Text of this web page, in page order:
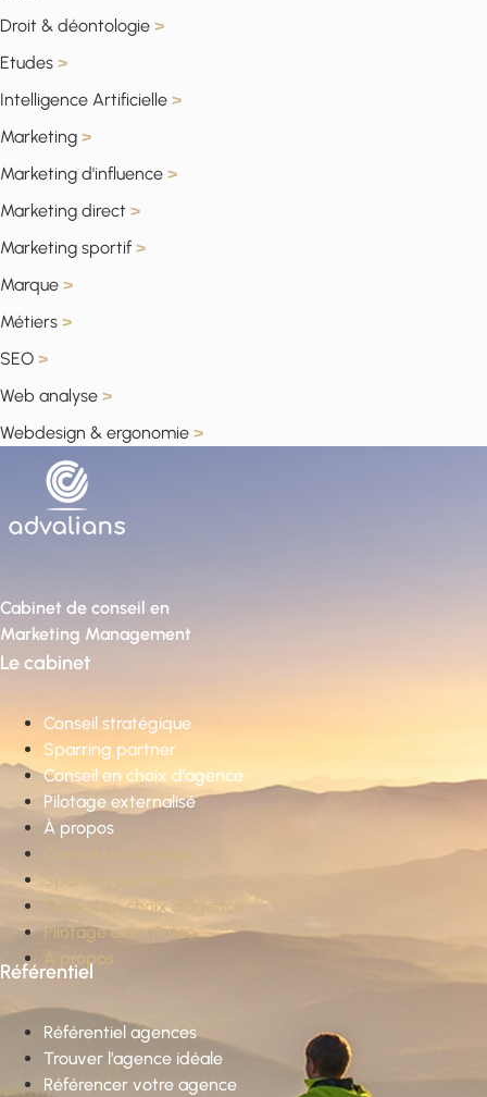
Droit & déontologie >
Etudes >
Intelligence Artificielle >
Marketing >
Marketing d'influence >
Marketing direct >
Marketing sportif >
Marque >
Métiers >
SEO >
Web analyse >
Webdesign & ergonomie >
Cabinet de conseil en
Marketing Management
Le cabinet
Conseil stratégique
Sparring partner
Conseil en choix d’agence
Pilotage externalisé
À propos
Sparring partner
Conseil en choix d’agence
Pilotage externalisé
À propos
Référentiel
Référentiel agences
Trouver l’agence idéale
Référencer votre agence